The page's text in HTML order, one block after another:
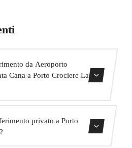
da Aeroporto
Cana a Porto Crociere La
privato a Porto